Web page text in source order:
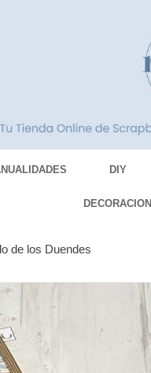
DIY
DECORACION
de los Duendes